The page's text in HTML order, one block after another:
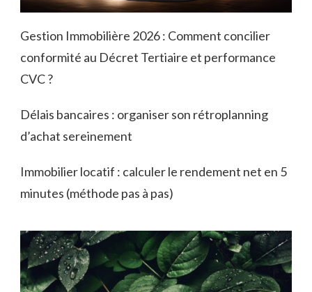
Gestion Immobilière 2026 : Comment concilier
conformité au Décret Tertiaire et performance
CVC ?
Délais bancaires : organiser son rétroplanning
d’achat sereinement
Immobilier locatif : calculer le rendement net en 5
minutes (méthode pas à pas)